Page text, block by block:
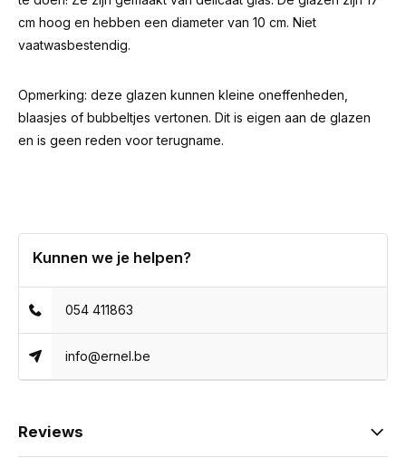
cm hoog en hebben een diameter van 10 cm. Niet
vaatwasbestendig.
Opmerking: deze glazen kunnen kleine oneffenheden,
blaasjes of bubbeltjes vertonen. Dit is eigen aan de glazen
en is geen reden voor terugname.
Kunnen we je helpen?
054 411863
info@ernel.be
Reviews